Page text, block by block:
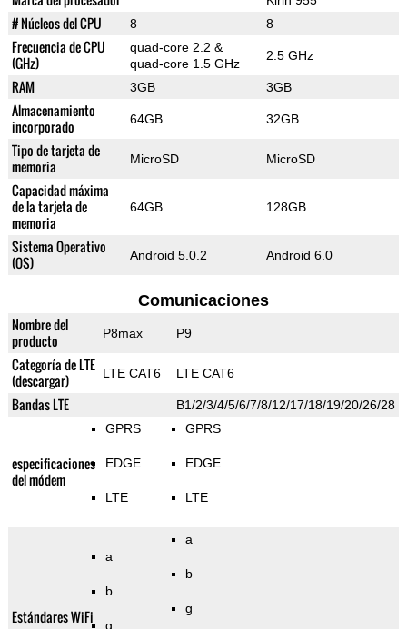
# Núcleos del CPU 8 8
Frecuencia de CPU
(GHz)
quad-core 2.2 &
quad-core 1.5 GHz
2.5 GHz
RAM 3GB 3GB
Almacenamiento
incorporado
64GB 32GB
Tipo de tarjeta de
memoria
MicroSD MicroSD
Capacidad máxima
de la tarjeta de
memoria
64GB 128GB
Sistema Operativo
(OS)
Android 5.0.2 Android 6.0
Comunicaciones
Nombre del
producto
P8max P9
Categoría de LTE
(descargar)
LTE CAT6 LTE CAT6
Bandas LTE B1/2/3/4/5/6/7/8/12/17/18/19/20/26/28
especificaciones
del módem
GPRS
EDGE
LTE
GPRS
EDGE
LTE
Estándares WiFi
a
b
g
a
b
g